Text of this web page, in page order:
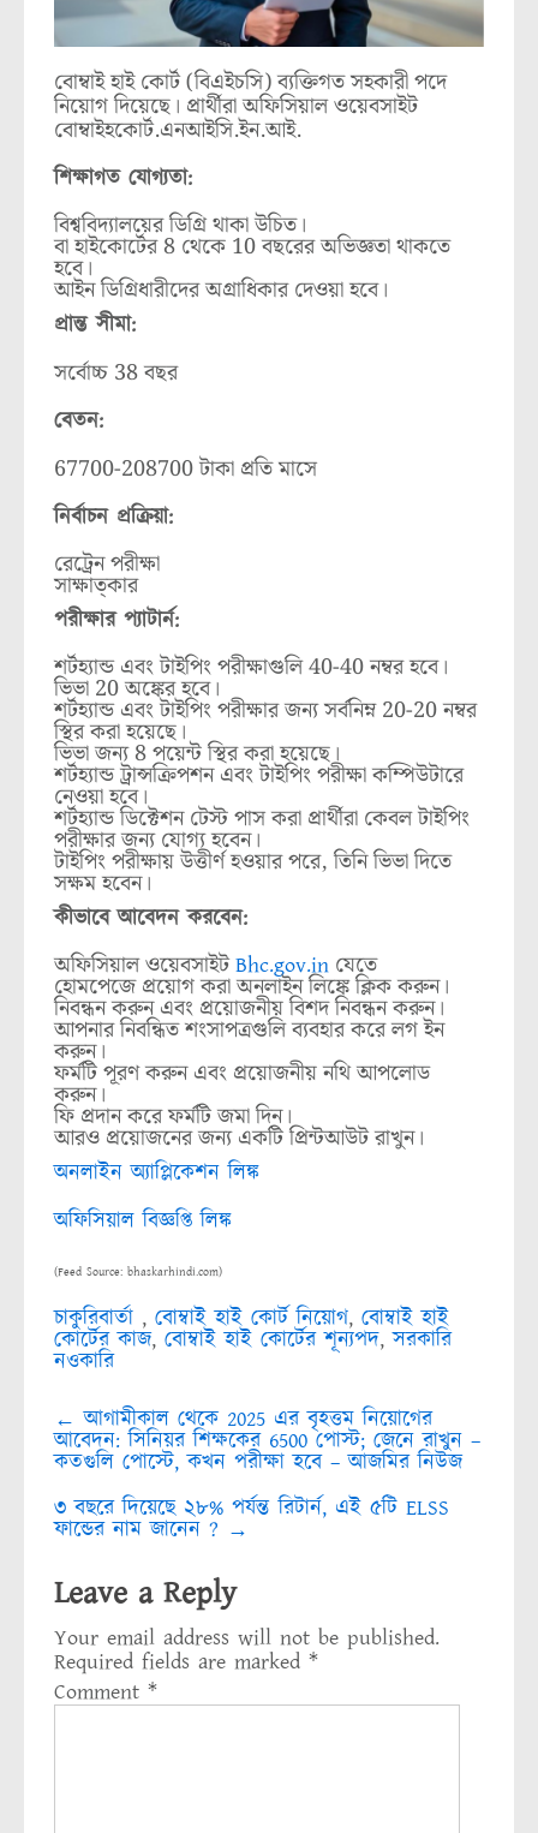
বোম্বাই হাই কোর্ট (বিএইচসি) ব্যক্তিগত সহকারী পদে
নিয়োগ দিয়েছে। প্রার্থীরা অফিসিয়াল ওয়েবসাইট
বোম্বাইহকোর্ট.এনআইসি.ইন.আই.
শিক্ষাগত যোগ্যতা:
বিশ্ববিদ্যালয়ের ডিগ্রি থাকা উচিত।
বা হাইকোর্টের 8 থেকে 10 বছরের অভিজ্ঞতা থাকতে
হবে।
আইন ডিগ্রিধারীদের অগ্রাধিকার দেওয়া হবে।
প্রান্ত সীমা:
সর্বোচ্চ 38 বছর
বেতন:
67700-208700 টাকা প্রতি মাসে
নির্বাচন প্রক্রিয়া:
রেট্রেন পরীক্ষা
সাক্ষাত্কার
পরীক্ষার প্যাটার্ন:
শর্টহ্যান্ড এবং টাইপিং পরীক্ষাগুলি 40-40 নম্বর হবে।
ভিভা 20 অঙ্কের হবে।
শর্টহ্যান্ড এবং টাইপিং পরীক্ষার জন্য সর্বনিম্ন 20-20 নম্বর
স্থির করা হয়েছে।
ভিভা জন্য 8 পয়েন্ট স্থির করা হয়েছে।
শর্টহ্যান্ড ট্রান্সক্রিপশন এবং টাইপিং পরীক্ষা কম্পিউটারে
নেওয়া হবে।
শর্টহ্যান্ড ডিক্টেশন টেস্ট পাস করা প্রার্থীরা কেবল টাইপিং
পরীক্ষার জন্য যোগ্য হবেন।
টাইপিং পরীক্ষায় উত্তীর্ণ হওয়ার পরে, তিনি ভিভা দিতে
সক্ষম হবেন।
কীভাবে আবেদন করবেন:
অফিসিয়াল ওয়েবসাইটBhc.gov.in যেতে
হোমপেজে প্রয়োগ করা অনলাইন লিঙ্কে ক্লিক করুন।
নিবন্ধন করুন এবং প্রয়োজনীয় বিশদ নিবন্ধন করুন।
আপনার নিবন্ধিত শংসাপত্রগুলি ব্যবহার করে লগ ইন
করুন।
ফর্মটি পূরণ করুন এবং প্রয়োজনীয় নথি আপলোড
করুন।
ফি প্রদান করে ফর্মটি জমা দিন।
আরও প্রয়োজনের জন্য একটি প্রিন্টআউট রাখুন।
অনলাইন অ্যাপ্লিকেশন লিঙ্ক
অফিসিয়াল বিজ্ঞপ্তি লিঙ্ক
(Feed Source: bhaskarhindi.com)
চাকুরিবার্তা , বোম্বাই হাই কোর্ট নিয়োগ, বোম্বাই হাই
কোর্টের কাজ, বোম্বাই হাই কোর্টের শূন্যপদ,সরকারি
নওকারি
Post
navigation
← আগামীকাল থেকে 2025 এর বৃহত্তম নিয়োগের
আবেদন: সিনিয়র শিক্ষকের 6500 পোস্ট; জেনে রাখুন –
কতগুলি পোস্টে, কখন পরীক্ষা হবে – আজমির নিউজ
৩ বছরে দিয়েছে ২৮% পর্যন্ত রিটার্ন, এই ৫টি ELSS
ফান্ডের নাম জানেন ? →
Leave a Reply
Your email address will not be published.
Required fields are marked *
Comment *